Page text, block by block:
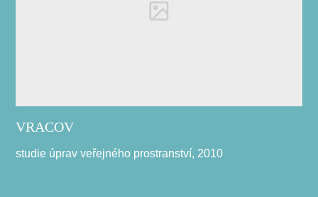
VRACOV
studie úprav veřejného prostranství, 2010